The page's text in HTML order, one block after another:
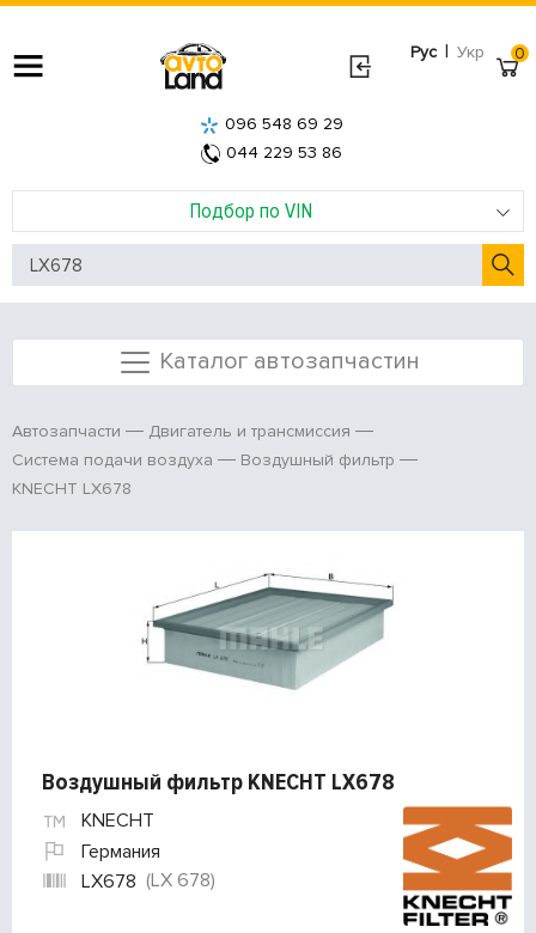
Рус | Укр
Подбор по VIN
096 548 69 29
044 229 53 86
0
Каталог автозапчастин
Автозапчасти
Двигатель и трансмиссия
Система подачи воздуха
Воздушный фильтр
KNECHT LX678
Воздушный фильтр KNECHT LX678
KNECHT
Германия
LX678 (LX 678)